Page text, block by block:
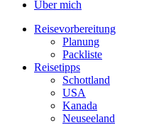
Über mich
Reisevorbereitung
Planung
Packliste
Reisetipps
Schottland
USA
Kanada
Neuseeland